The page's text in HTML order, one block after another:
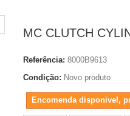
MC CLUTCH
Referência: 8000B9613
Condição: Novo produto
Encomenda disponivel,